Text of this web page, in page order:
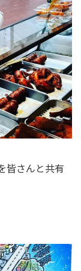
皆さんと共有